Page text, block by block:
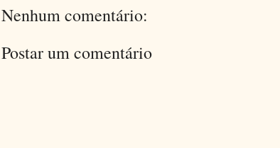
Nenhum comentário:
Postar um comentário